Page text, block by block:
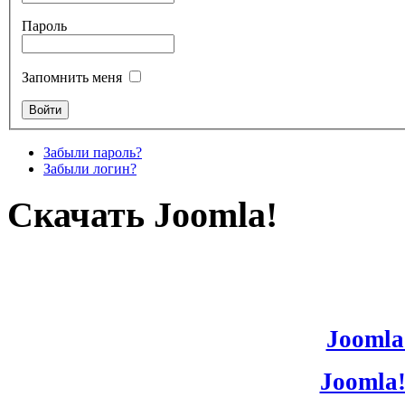
Пароль
Запомнить меня
Забыли пароль?
Забыли логин?
Скачать Joomla!